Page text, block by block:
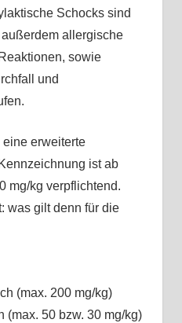
Schocks sind
allergische
sowie
und
erweiterte
ist ab
mg/kg verpflichtend.
was gilt denn für die
(max. 200 mg/kg)
(max. 50 bzw. 30 mg/kg)